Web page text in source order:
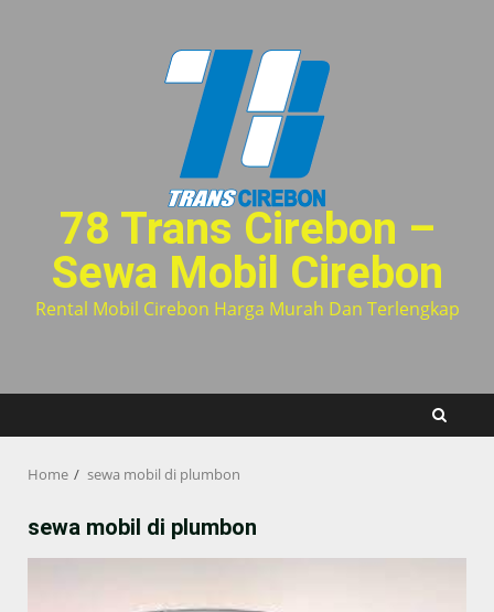
78 Trans Cirebon –
Sewa Mobil Cirebon
Rental Mobil Cirebon Harga Murah Dan Terlengkap
Home sewa mobil di plumbon
sewa mobil di plumbon